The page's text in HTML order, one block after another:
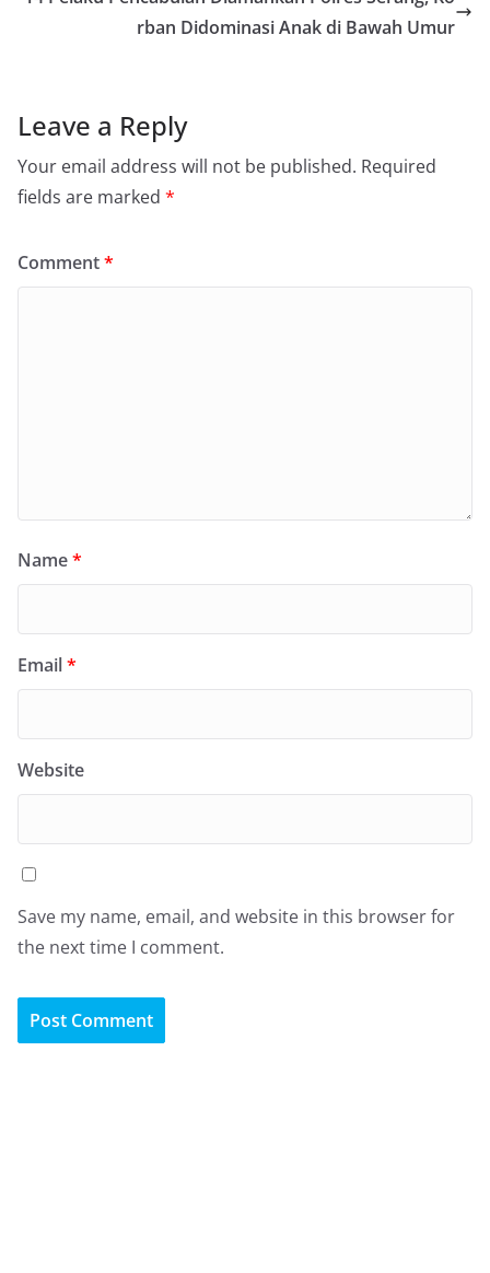
rban Didominasi Anak di Bawah Umur
Leave a Reply
Your email address will not be published. Required
fields are marked *
Comment*
Name*
Email*
Website
Save my name, email, and website in this browser for
the next time I comment.